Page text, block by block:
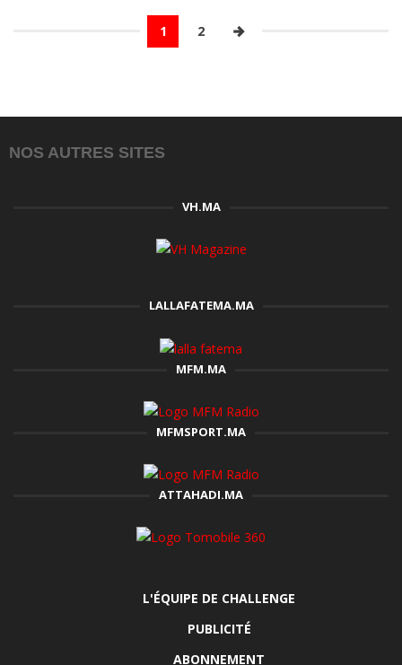
1 2
NOS AUTRES SITES
VH.MA
LALLAFATEMA.MA
MFM.MA
MFMSPORT.MA
ATTAHADI.MA
L'ÉQUIPE DE CHALLENGE
PUBLICITÉ
ABONNEMENT